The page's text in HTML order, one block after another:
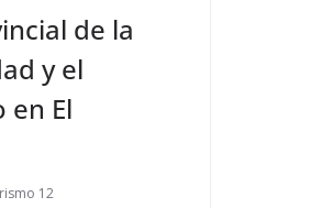
de la
y el
en El
12